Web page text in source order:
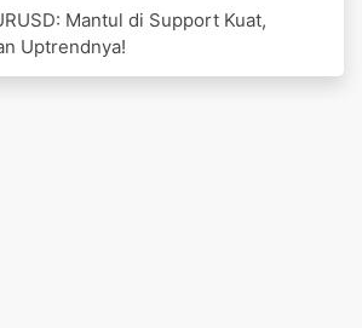
Mantul di Support Kuat,
Uptrendnya!